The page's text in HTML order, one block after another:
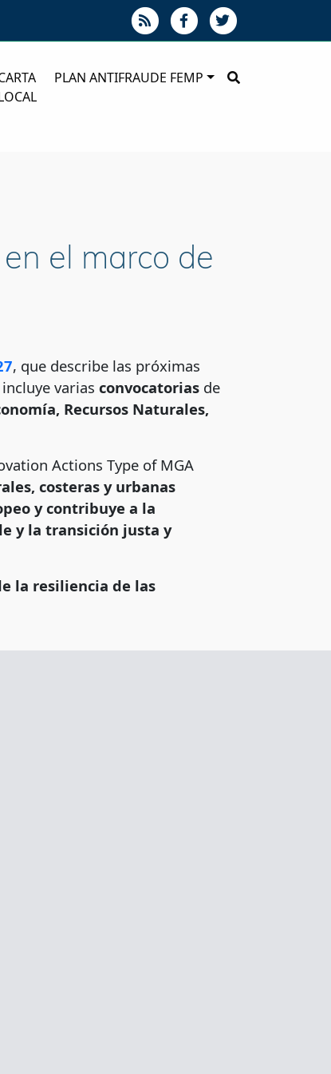
PLAN ANTIFRAUDE FEMP
el marco de
, que describe las próximas
varias convocatorias de
Recursos Naturales,
Actions Type of MGA
costeras y urbanas
y contribuye a la
y la transición justa y
la resiliencia de las